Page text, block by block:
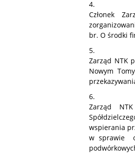
4.
Członek
br. O środki
5.
Zarząd NTK
Nowym
6.
Zarząd
wspierania
w sprawie